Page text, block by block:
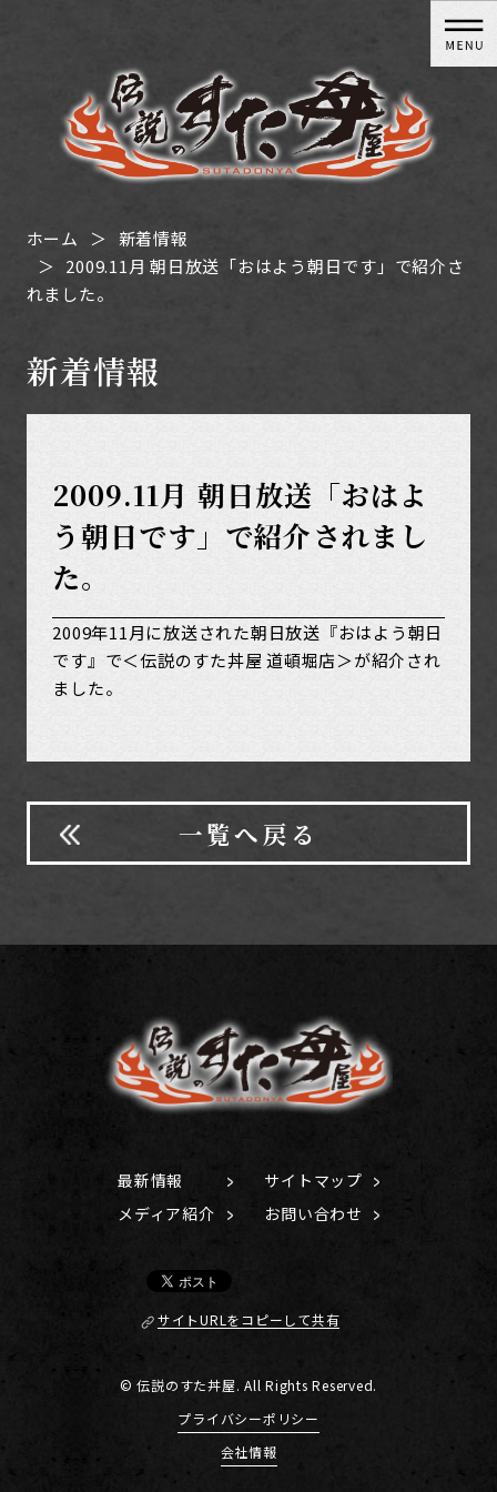
ホーム
新着情報
2009.11月 朝日放送「おはよう朝日です」で紹介さ
れました。
新着情報
2009.11月 朝日放送「おはよ
う朝日です」で紹介されまし
た。
2009年11月に放送された朝日放送『おはよう朝日
です』で＜伝説のすた丼屋 道頓堀店＞が紹介され
ました。
一覧へ戻る
最新情報
メディア紹介
サイトマップ
お問い合わせ
サイトURLをコピーして共有
© 伝説のすた丼屋. All Rights Reserved.
プライバシーポリシー
会社情報